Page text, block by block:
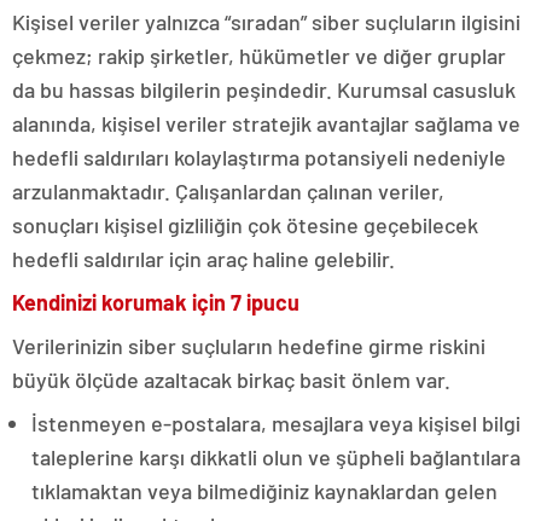
Kişisel veriler yalnızca “sıradan” siber suçluların ilgisini
çekmez; rakip şirketler, hükümetler ve diğer gruplar
da bu hassas bilgilerin peşindedir. Kurumsal casusluk
alanında, kişisel veriler stratejik avantajlar sağlama ve
hedefli saldırıları kolaylaştırma potansiyeli nedeniyle
arzulanmaktadır. Çalışanlardan çalınan veriler,
sonuçları kişisel gizliliğin çok ötesine geçebilecek
hedefli saldırılar için araç haline gelebilir.
Kendinizi korumak için 7 ipucu
Verilerinizin siber suçluların hedefine girme riskini
büyük ölçüde azaltacak birkaç basit önlem var.
İstenmeyen e-postalara, mesajlara veya kişisel bilgi
taleplerine karşı dikkatli olun ve şüpheli bağlantılara
tıklamaktan veya bilmediğiniz kaynaklardan gelen